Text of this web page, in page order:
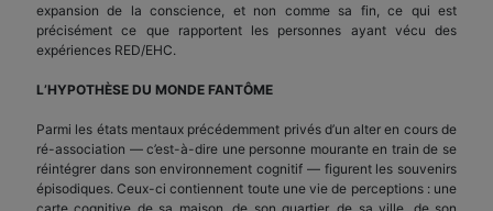
expansion de la conscience, et non comme sa fin, ce qui est
précisément ce que rapportent les personnes ayant vécu des
expériences RED/EHC.
L’HYPOTHÈSE DU MONDE FANTÔME
Parmi les états mentaux précédemment privés d’un alter en cours de
ré-association — c’est-à-dire une personne mourante en train de se
réintégrer dans son environnement cognitif — figurent les souvenirs
épisodiques. Ceux-ci contiennent toute une vie de perceptions : une